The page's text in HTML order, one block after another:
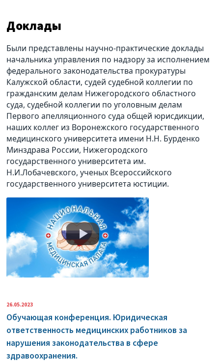
Доклады
Были представлены научно-практические доклады
начальника управления по надзору за исполнением
федерального законодательства прокуратуры
Калужской области, судей судебной коллегии по
гражданским делам Нижегородского областного
суда, судебной коллегии по уголовным делам
Первого апелляционного суда общей юрисдикции,
наших коллег из Воронежского государственного
медицинского университета имени Н.Н. Бурденко
Минздрава России, Нижегородского
государственного университета им.
Н.И.Лобачевского, ученых Всероссийского
государственного университета юстиции.
26.05.2023
Обучающая конференция. Юридическая
ответственность медицинских работников за
нарушения законодательства в сфере
здравоохранения.